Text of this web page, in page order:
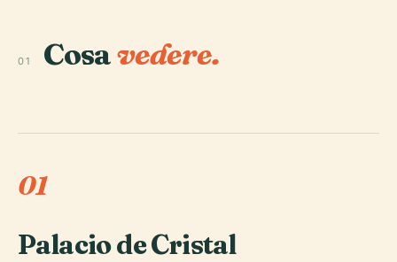
01 Cosavedere.
01
Palacio de Cristal